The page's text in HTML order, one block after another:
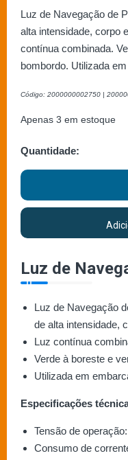
Luz de Navegação de
alta intensidade, corpo
contínua combinada.
bombordo. Utilizada
Código: 2000000002750 |
Apenas 3 em estoque
Quantidade:
Luz de
Luz de Navegação
de alta intensidade,
Luz contínua
Verde à boreste e
Utilizada em
Especificações
Tensão de
Consumo de